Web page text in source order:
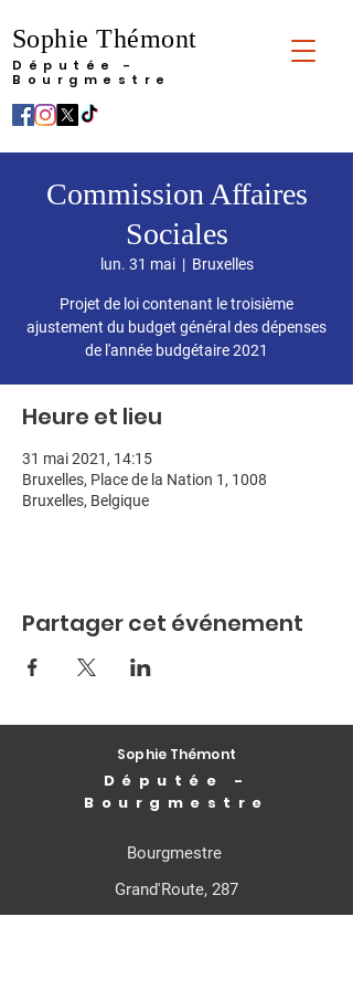
Sophie Thémont
Députée -
Bourgmestre
Commission Affaires
Sociales
lun. 31 mai
  |
Bruxelles
Projet de loi contenant le troisième
ajustement du budget général des dépenses
de l'année budgétaire 2021
Heure et lieu
31 mai 2021, 14:15
Bruxelles, Place de la Nation 1, 1008
Bruxelles, Belgique
Partager cet événement
Sophie Thémont
Députée -
Bourgmestre
Bourgmestre
Grand'Route, 287